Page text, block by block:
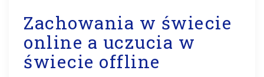
Zachowania w świecie
online a uczucia w
świecie offline